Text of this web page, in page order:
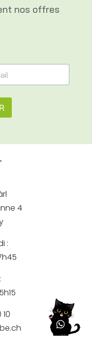
nos offres
4
: